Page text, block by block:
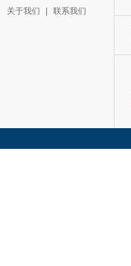
关于我们 联系我们